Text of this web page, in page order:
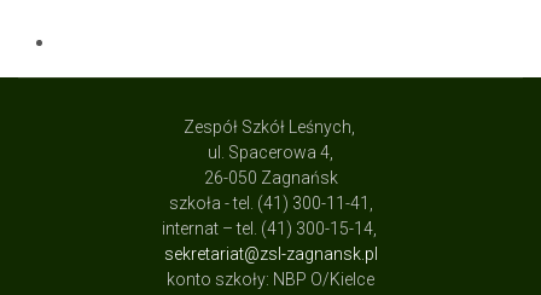
Zespół Szkół Leśnych,
ul. Spacerowa 4,
26-050 Zagnańsk
szkoła - tel. (41) 300-11-41,
internat – tel. (41) 300-15-14,
sekretariat@zsl-zagnansk.pl
konto szkoły: NBP O/Kielce